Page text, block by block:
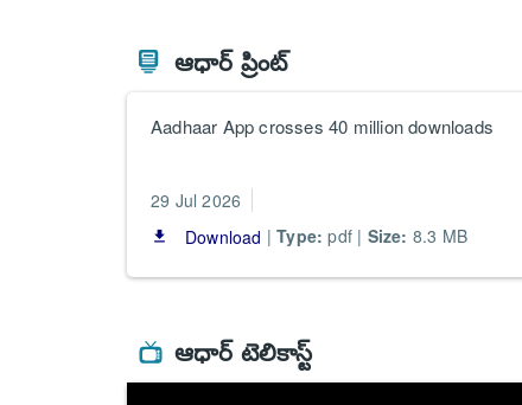
ఆధార్ ప్రింట్
Aadhaar App crosses 40 million downloads
29 Jul 2026
file_download Download |Type: pdf | Size: 8.3 MB
ఆధార్ టెలికాస్ట్